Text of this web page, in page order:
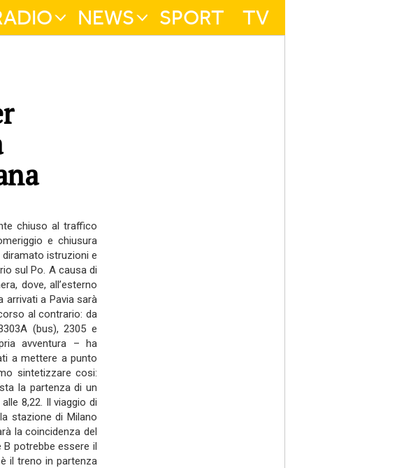
NEWS SPORT TV
chiuso al traffico
e chiusura
istruzioni e
sul Po. A causa di
dove, all’esterno
arrivati a Pavia sarà
al contrario: da
(bus), 2305 e
avventura – ha
a mettere a punto
sintetizzare cosi:
la partenza di un
8,22. Il viaggio di
stazione di Milano
la coincidenza del
B potrebbe essere il
il treno in partenza